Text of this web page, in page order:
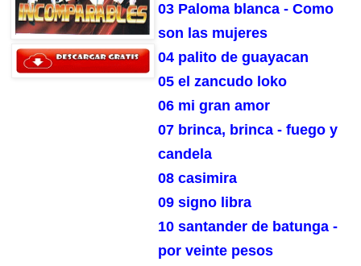
03 Paloma blanca - Como
son las mujeres
04 palito de guayacan
05 el zancudo loko
06 mi gran amor
07 brinca, brinca - fuego y
candela
08 casimira
09 signo libra
10 santander de batunga -
por veinte pesos